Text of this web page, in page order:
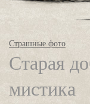
Страшные фото
Старая
мистика